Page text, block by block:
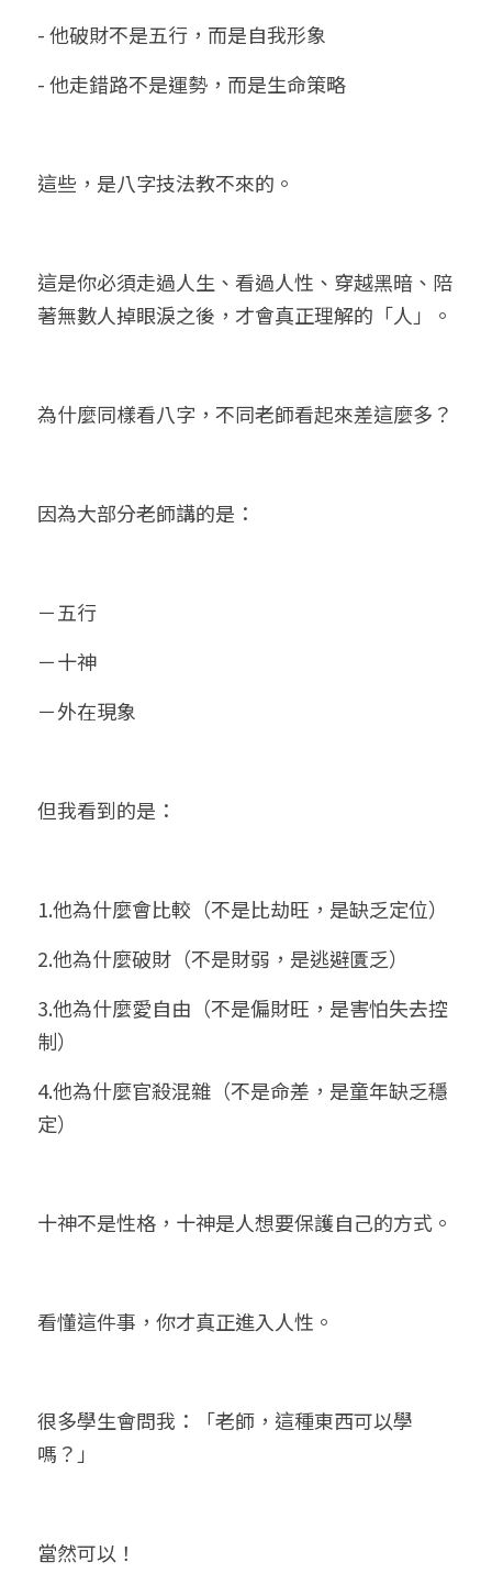
- 他破財不是五行，而是自我形象
- 他走錯路不是運勢，而是生命策略
這些，是八字技法教不來的。
這是你必須走過人生、看過人性、穿越黑暗、陪
著無數人掉眼淚之後，才會真正理解的「人」。
為什麼同樣看八字，不同老師看起來差這麼多？
因為大部分老師講的是：
－五行
－十神
－外在現象
但我看到的是：
1.他為什麼會比較（不是比劫旺，是缺乏定位）
2.他為什麼破財（不是財弱，是逃避匱乏）
3.他為什麼愛自由（不是偏財旺，是害怕失去控
制）
4.他為什麼官殺混雜（不是命差，是童年缺乏穩
定）
十神不是性格，十神是人想要保護自己的方式。
看懂這件事，你才真正進入人性。
很多學生會問我：「老師，這種東西可以學
嗎？」
當然可以！